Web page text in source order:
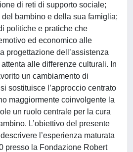
di reti di supporto sociale;
bambino e della sua famiglia;
politiche e pratiche che
ed economico alle
progettazione dell’assistenza
alle differenze culturali. In
un cambiamento di
sostituisce l’approccio centrato
maggiormente coinvolgente la
un ruolo centrale per la cura
L’obiettivo del presente
l’esperienza maturata
presso la Fondazione Robert